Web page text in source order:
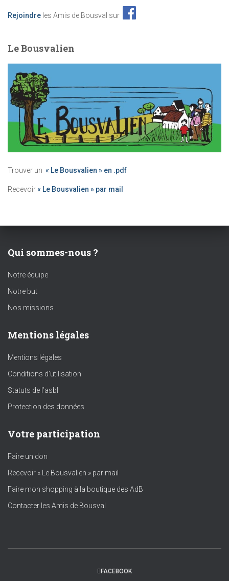
Rejoindre les Amis de Bousval sur
Le Bousvalien
Trouver un « Le Bousvalien » en .pdf
Recevoir« Le Bousvalien » par mail
Qui sommes-nous ?
Notre équipe
Notre but
Nos missions
Mentions légales
Mentions légales
Conditions d’utilisation
Statuts de l’asbl
Protection des données
Votre participation
Faire un don
Recevoir « Le Bousvalien » par mail
Faire mon shopping à la boutique des AdB
Contacter les Amis de Bousval
FACEBOOK